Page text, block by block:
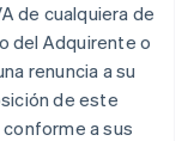
de cualquiera de
del Adquirente o
renuncia a su
de este
a sus